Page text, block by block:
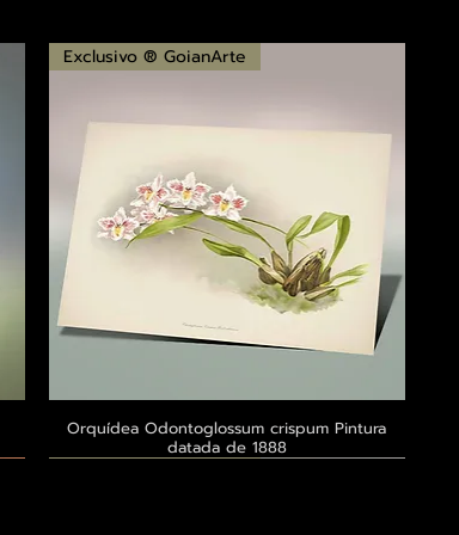
Visualização rápida
Exclusivo ® GoianArte
Orquídea Odontoglossum crispum Pintura
datada de 1888